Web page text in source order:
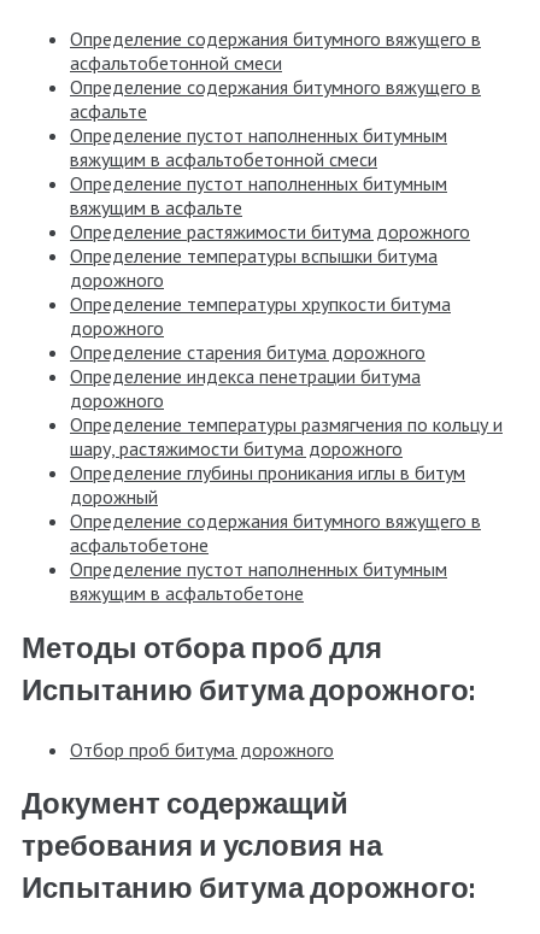
Определение содержания битумного вяжущего в
асфальтобетонной смеси
Определение содержания битумного вяжущего в
асфальте
Определение пустот наполненных битумным
вяжущим в асфальтобетонной смеси
Определение пустот наполненных битумным
вяжущим в асфальте
Определение растяжимости битума дорожного
Определение температуры вспышки битума
дорожного
Определение температуры хрупкости битума
дорожного
Определение старения битума дорожного
Определение индекса пенетрации битума
дорожного
Определение температуры размягчения по кольцу и
шару, растяжимости битума дорожного
Определение глубины проникания иглы в битум
дорожный
Определение содержания битумного вяжущего в
асфальтобетоне
Определение пустот наполненных битумным
вяжущим в асфальтобетоне
Методы отбора проб для
Испытанию битума дорожного:
Отбор проб битума дорожного
Документ содержащий
требования и условия на
Испытанию битума дорожного: